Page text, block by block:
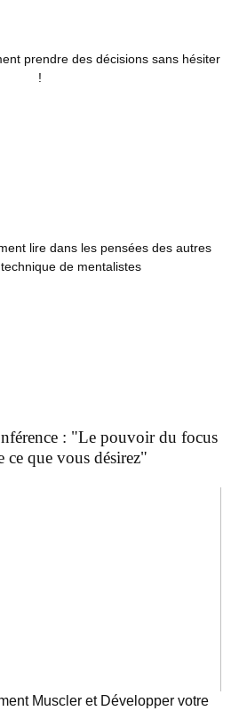
prendre des décisions sans hésiter
!
lire dans les pensées des autres
de mentalistes
: "Le pouvoir du focus
que vous désirez"
Muscler et Développer votre